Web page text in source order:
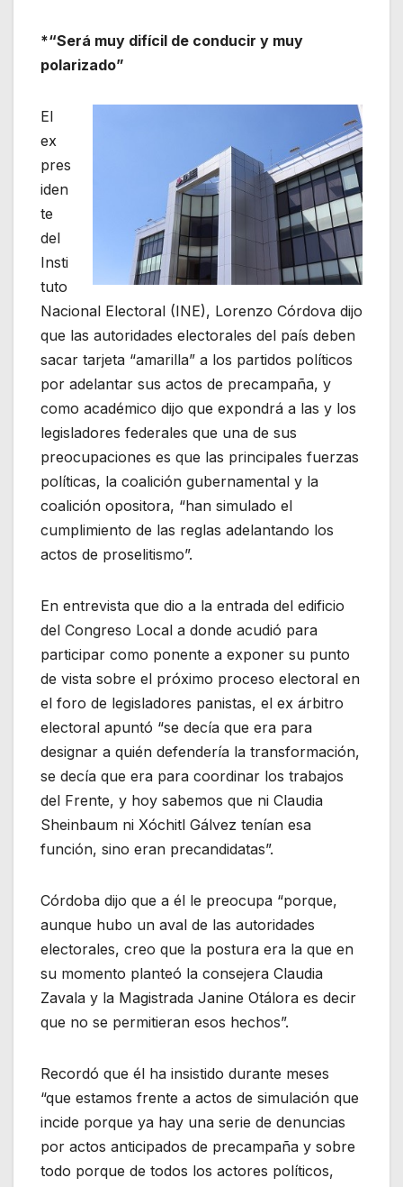
*“Será muy difícil de conducir y muy
polarizado”
El
ex
pres
iden
te
del
Insti
tuto
Nacional Electoral (INE), Lorenzo Córdova dijo
que las autoridades electorales del país deben
sacar tarjeta “amarilla” a los partidos políticos
por adelantar sus actos de precampaña, y
como académico dijo que expondrá a las y los
legisladores federales que una de sus
preocupaciones es que las principales fuerzas
políticas, la coalición gubernamental y la
coalición opositora, “han simulado el
cumplimiento de las reglas adelantando los
actos de proselitismo”.
En entrevista que dio a la entrada del edificio
del Congreso Local a donde acudió para
participar como ponente a exponer su punto
de vista sobre el próximo proceso electoral en
el foro de legisladores panistas, el ex árbitro
electoral apuntó “se decía que era para
designar a quién defendería la transformación,
se decía que era para coordinar los trabajos
del Frente, y hoy sabemos que ni Claudia
Sheinbaum ni Xóchitl Gálvez tenían esa
función, sino eran precandidatas”.
Córdoba dijo que a él le preocupa “porque,
aunque hubo un aval de las autoridades
electorales, creo que la postura era la que en
su momento planteó la consejera Claudia
Zavala y la Magistrada Janine Otálora es decir
que no se permitieran esos hechos”.
Recordó que él ha insistido durante meses
“que estamos frente a actos de simulación que
incide porque ya hay una serie de denuncias
por actos anticipados de precampaña y sobre
todo porque de todos los actores políticos,